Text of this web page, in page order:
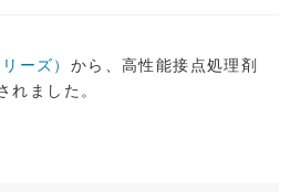
ーズ） から、高性能接点処理剤
れました。